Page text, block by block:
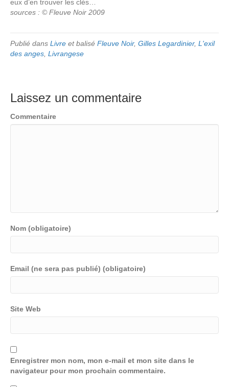
eux d’en trouver les clés…
sources : © Fleuve Noir 2009
Publié dans Livre et balisé Fleuve Noir, Gilles Legardinier, L'exil
des anges Livrangese
Laissez un commentaire
Commentaire
Nom (obligatoire)
Email (ne sera pas publié) (obligatoire)
Site Web
Enregistrer mon nom, mon e-mail et mon site dans le
navigateur pour mon prochain commentaire.